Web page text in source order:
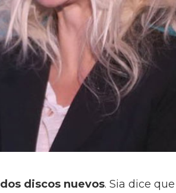
discos nuevos. Sia dice